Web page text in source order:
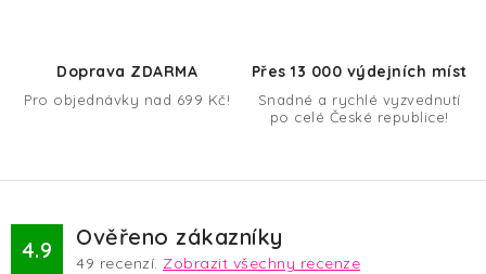
v
p
Doprava ZDARMA
Pro objednávky nad 699 Kč!
Přes 13 000 výdejních míst
Snadné a rychlé vyzvednutí
po celé České republice!
4.9 Ověřeno zákazníky
49 recenzí. Zobrazit všechny recenze